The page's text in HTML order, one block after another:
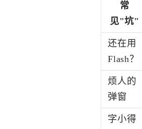
常
见"坑"
还在用
Flash？
烦人的
弹窗
字小得